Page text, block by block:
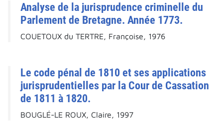
Analyse de la jurisprudence criminelle du
Parlement de Bretagne. Année 1773.
COUETOUX du TERTRE, Françoise, 1976
Le code pénal de 1810 et ses applications
jurisprudentielles par la Cour de Cassation
de 1811 à 1820.
BOUGLÉ-LE ROUX, Claire, 1997